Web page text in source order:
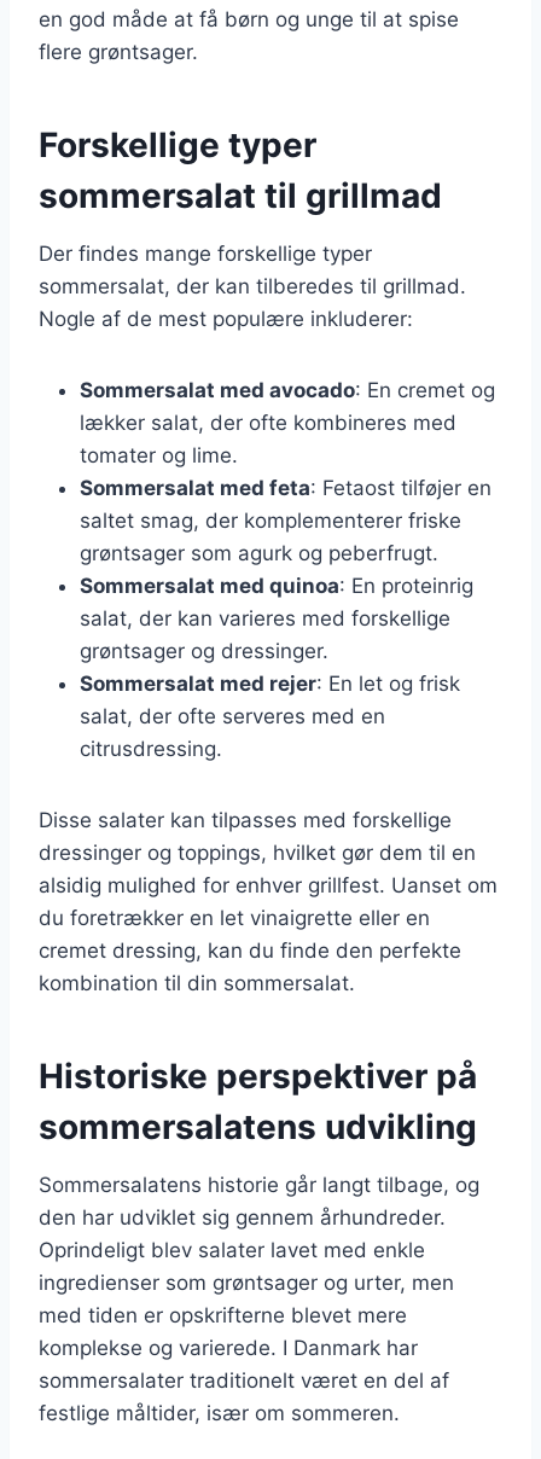
en god måde at få børn og unge til at spise
flere grøntsager.
Forskellige typer
sommersalat til grillmad
Der findes mange forskellige typer
sommersalat, der kan tilberedes til grillmad.
Nogle af de mest populære inkluderer:
Sommersalat med avocado: En cremet og
lækker salat, der ofte kombineres med
tomater og lime.
Sommersalat med feta: Fetaost tilføjer en
saltet smag, der komplementerer friske
grøntsager som agurk og peberfrugt.
Sommersalat med quinoa: En proteinrig
salat, der kan varieres med forskellige
grøntsager og dressinger.
Sommersalat med rejer: En let og frisk
salat, der ofte serveres med en
citrusdressing.
Disse salater kan tilpasses med forskellige
dressinger og toppings, hvilket gør dem til en
alsidig mulighed for enhver grillfest. Uanset om
du foretrækker en let vinaigrette eller en
cremet dressing, kan du finde den perfekte
kombination til din sommersalat.
Historiske perspektiver på
sommersalatens udvikling
Sommersalatens historie går langt tilbage, og
den har udviklet sig gennem århundreder.
Oprindeligt blev salater lavet med enkle
ingredienser som grøntsager og urter, men
med tiden er opskrifterne blevet mere
komplekse og varierede. I Danmark har
sommersalater traditionelt været en del af
festlige måltider, især om sommeren.